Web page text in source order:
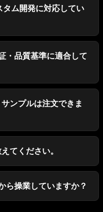
ム開発に対応してい
・品質基準に適合して
ンプルは注文できま
てください。
ら操業していますか？